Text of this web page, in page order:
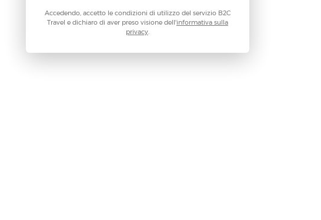
Accedendo, accetto le condizioni di utilizzo del servizio B2C
Travel e dichiaro di aver preso visione dell'informativa sulla
privacy.